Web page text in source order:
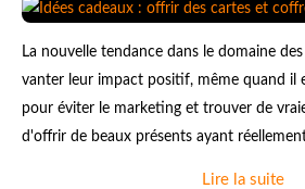
La nouvelle tendance dans le domaine
vanter leur impact positif, même quand il
pour éviter le marketing et trouver de
d'offrir de beaux présents ayant
Lire la suite